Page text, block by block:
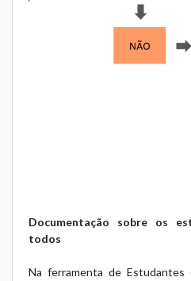
Documentação sobre os
todos
Na ferramenta de Estudantes